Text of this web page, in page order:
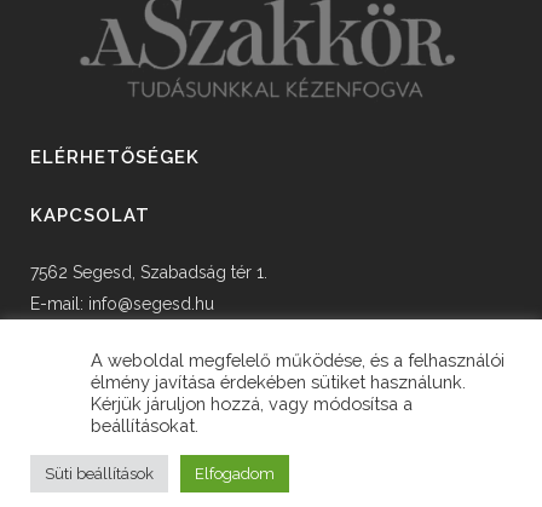
ELÉRHETŐSÉGEK
KAPCSOLAT
7562 Segesd, Szabadság tér 1.
E-mail: info@segesd.hu
© Copyright Segesd Község Önkormányzata
A weboldal megfelelő működése, és a felhasználói
élmény javítása érdekében sütiket használunk.
Kérjük járuljon hozzá, vagy módosítsa a
beállításokat.
Süti beállítások Elfogadom